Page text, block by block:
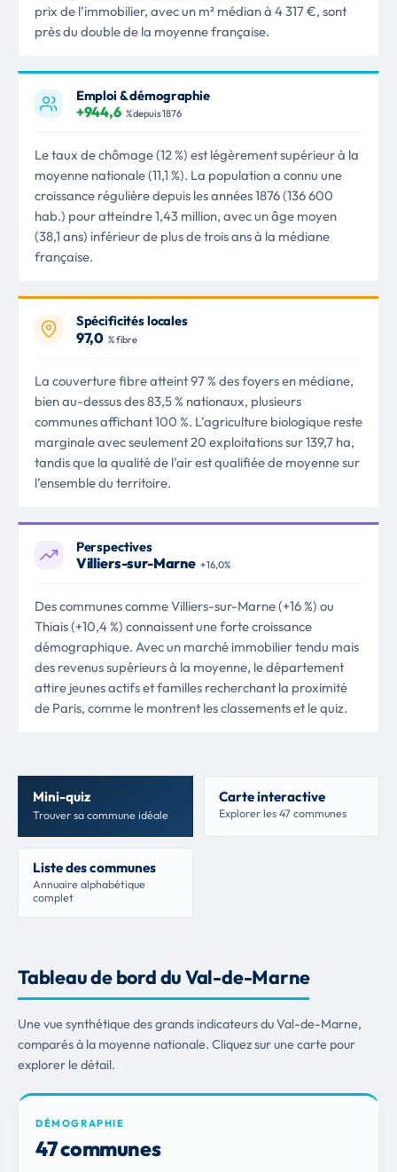
prix de l’immobilier, avec un m² médian à 4 317 €, sont
près du double de la moyenne française.
Emploi & démographie
+944,6 % depuis 1876
Le taux de chômage (12 %) est légèrement supérieur à la
moyenne nationale (11,1 %). La population a connu une
croissance régulière depuis les années 1876 (136 600
hab.) pour atteindre 1,43 million, avec un âge moyen
(38,1 ans) inférieur de plus de trois ans à la médiane
française.
Spécificités locales
97,0 % fibre
La couverture fibre atteint 97 % des foyers en médiane,
bien au-dessus des 83,5 % nationaux, plusieurs
communes affichant 100 %. L’agriculture biologique reste
marginale avec seulement 20 exploitations sur 139,7 ha,
tandis que la qualité de l’air est qualifiée de moyenne sur
l’ensemble du territoire.
Perspectives
Villiers-sur-Marne + 16,0%
Des communes comme Villiers-sur-Marne (+16 %) ou
Thiais (+10,4 %) connaissent une forte croissance
démographique. Avec un marché immobilier tendu mais
des revenus supérieurs à la moyenne, le département
attire jeunes actifs et familles recherchant la proximité
de Paris, comme le montrent les classements et le quiz.
Mini-quiz
Trouver sa commune idéale
Carte interactive
Explorer les 47 communes
Liste des communes
Annuaire alphabétique
complet
Tableau de bord du Val-de-Marne
Une vue synthétique des grands indicateurs du Val-de-Marne,
comparés à la moyenne nationale. Cliquez sur une carte pour
explorer le détail.
DÉMOGRAPHIE
47 communes